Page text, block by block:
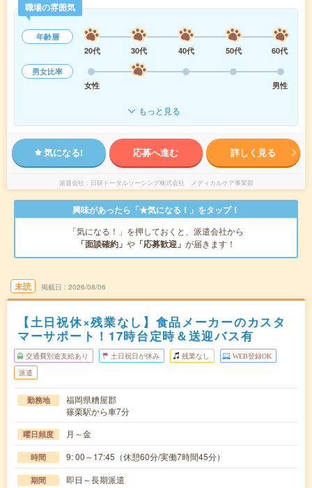
職場の雰囲気
年齢層
20代
30代 40代 50代
60代
男女比率
女性
男性
もっと見る
気になる! 応募へ進む 詳しく見る
派遣会社 日研トータルソーシング株式会社 メディカルケア事業部
興味があったら「★気になる！」をタップ！
「気になる！」を押しておくと、派遣会社から
「面談確約」 や 「応募歓迎」 が届きます！
未読 掲載日 2026/08/06
【土日祝休×残業なし】食品メーカーのカスタ
マーサポート！17時台定時＆送迎バス有
交通費別途支給あり 土日祝日が休み 残業なし WEB登録OK
派遣
勤務地
福岡県糟屋郡
篠栗駅から車7分
曜日頻度 月～金
時間 9: 00～17:45（休憩60分/実働7時間45分）
期間 即日～長期派遣